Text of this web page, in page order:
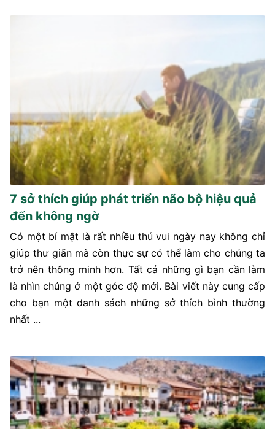
7 sở thích giúp phát triển não bộ hiệu quả
đến không ngờ
Có một bí mật là rất nhiều thú vui ngày nay không chỉ
giúp thư giãn mà còn thực sự có thể làm cho chúng ta
trở nên thông minh hơn. Tất cả những gì bạn cần làm
là nhìn chúng ở một góc độ mới. Bài viết này cung cấp
cho bạn một danh sách những sở thích bình thường
nhất ...